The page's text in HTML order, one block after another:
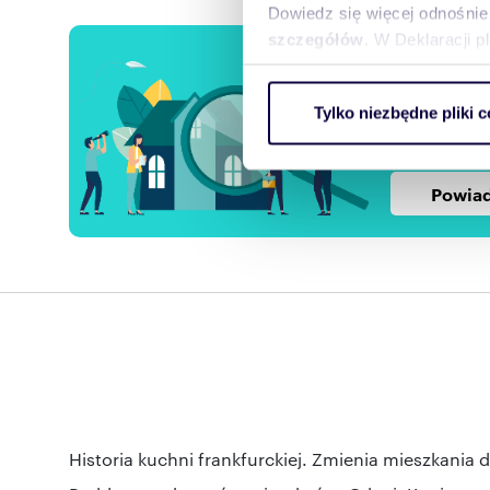
Dowiedz się więcej
szczegółów . W Deklaracji
ruch w naszej witrynie.
reklamowym i
uzyskanymi podczas
Tylko niezbędne pliki
Zostaw
Historia kuchni frankfurckiej. Zmienia mieszkania